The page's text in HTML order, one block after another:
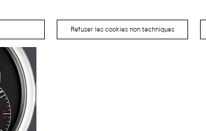
Refuser les cookies non techniques